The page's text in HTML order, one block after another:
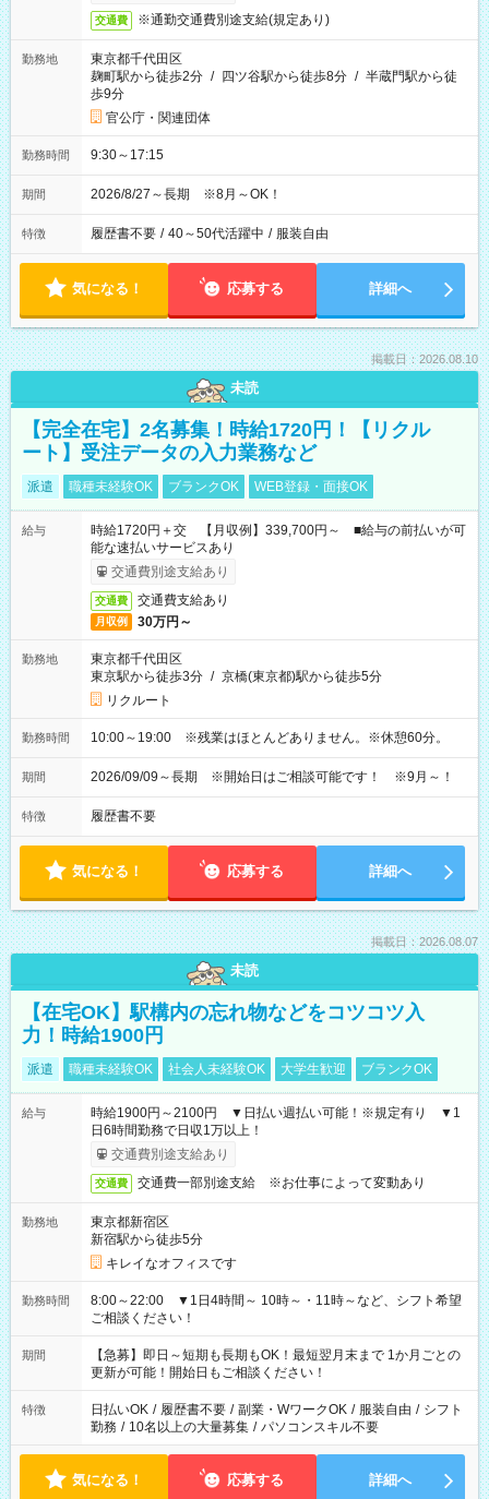
交通費 ※通勤交通費別途支給(規定あり)
勤務地
東京都千代田区
麹町駅から徒歩2分 / 四ツ谷駅から徒歩8分 / 半蔵門駅から徒
歩9分
官公庁・関連団体
勤務時間 9:30～17:15
期間 2026/8/27～長期 ※8月～OK！
特徴 履歴書不要 / 40～50代活躍中 / 服装自由
気になる！ 応募する 詳細へ
掲載日：2026.08.10
未読
【完全在宅】2名募集！時給1720円！【リクル
ート】受注データの入力業務など
派遣 職種未経験OK ブランクOK WEB登録・面接OK
給与
時給1720円＋交 【月収例】339,700円～ ■給与の前払いが可
能な速払いサービスあり
交通費別途支給あり
交通費 交通費支給あり
月収例 30万円～
勤務地
東京都千代田区
東京駅から徒歩3分 / 京橋(東京都)駅から徒歩5分
リクルート
勤務時間 10:00～19:00 ※残業はほとんどありません。※休憩60分。
期間 2026/09/09～長期 ※開始日はご相談可能です！ ※9月～！
特徴 履歴書不要
気になる！ 応募する 詳細へ
掲載日：2026.08.07
未読
【在宅OK】駅構内の忘れ物などをコツコツ入
力！時給1900円
派遣 職種未経験OK 社会人未経験OK 大学生歓迎 ブランクOK
給与
時給1900円～2100円 ▼日払い週払い可能！※規定有り ▼1
日6時間勤務で日収1万以上！
交通費別途支給あり
交通費 交通費一部別途支給 ※お仕事によって変動あり
勤務地
東京都新宿区
新宿駅から徒歩5分
キレイなオフィスです
勤務時間
8:00～22:00 ▼1日4時間～ 10時～・11時～など、シフト希望
ご相談ください！
期間
【急募】即日～短期も長期もOK！最短翌月末まで 1か月ごとの
更新が可能！開始日もご相談ください！
特徴 日払いOK / 履歴書不要 / 副業・WワークOK / 服装自由 / シフト
勤務 / 10名以上の大量募集 / パソコンスキル不要
気になる！ 応募する 詳細へ